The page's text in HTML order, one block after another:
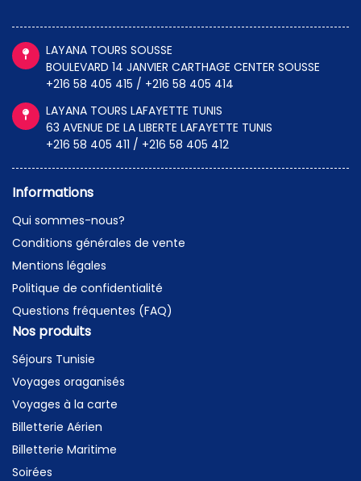
LAYANA TOURS SOUSSE
BOULEVARD 14 JANVIER CARTHAGE CENTER SOUSSE
+216 58 405 415 / +216 58 405 414
LAYANA TOURS LAFAYETTE TUNIS
63 AVENUE DE LA LIBERTE LAFAYETTE TUNIS
+216 58 405 411 / +216 58 405 412
Informations
Qui sommes-nous?
Conditions générales de vente
Mentions légales
Politique de confidentialité
Questions fréquentes (FAQ)
Nos produits
Séjours Tunisie
Voyages oraganisés
Voyages à la carte
Billetterie Aérien
Billetterie Maritime
Soirées